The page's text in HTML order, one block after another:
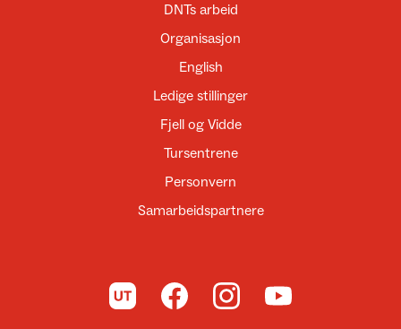
DNTs arbeid
Organisasjon
English
Ledige stillinger
Fjell og Vidde
Tursentrene
Personvern
Samarbeidspartnere
Til UT.no Til DNT på Facebook
Til DNT på Instagram
Til DNT på YouTube